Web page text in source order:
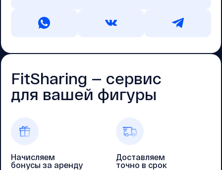
FitSharing — cервис
для вашей фигуры
Начисляем
бонусы за аренду
Доставляем
точно в срок